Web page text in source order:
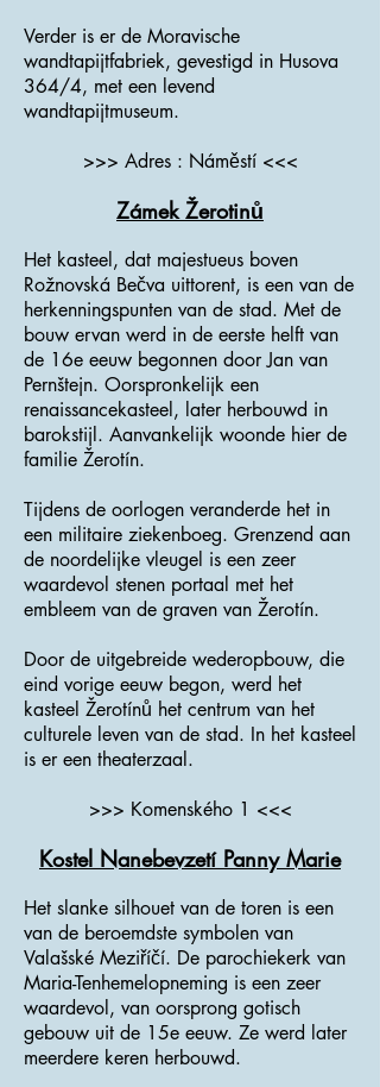
Verder is er de Moravische
wandtapijtfabriek, gevestigd in Husova
364/4, met een levend
wandtapijtmuseum.
>>> Adres : Náměstí <<<
Zámek Žerotinů
Het kasteel, dat majestueus boven
Rožnovská Bečva uittorent, is een van de
herkenningspunten van de stad. Met de
bouw ervan werd in de eerste helft van
de 16e eeuw begonnen door Jan van
Pernštejn. Oorspronkelijk een
renaissancekasteel, later herbouwd in
barokstijl. Aanvankelijk woonde hier de
familie Žerotín.
Tijdens de oorlogen veranderde het in
een militaire ziekenboeg. Grenzend aan
de noordelijke vleugel is een zeer
waardevol stenen portaal met het
embleem van de graven van Žerotín.
Door de uitgebreide wederopbouw, die
eind vorige eeuw begon, werd het
kasteel Žerotínů het centrum van het
culturele leven van de stad. In het kasteel
is er een theaterzaal.
>>> Komenského 1 <<<
Kostel Nanebevzetí Panny Marie
Het slanke silhouet van de toren is een
van de beroemdste symbolen van
Valašské Meziříčí. De parochiekerk van
Maria-Tenhemelopneming is een zeer
waardevol, van oorsprong gotisch
gebouw uit de 15e eeuw. Ze werd later
meerdere keren herbouwd.